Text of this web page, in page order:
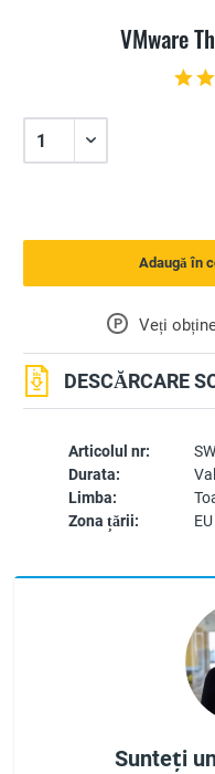
VMware
Articolul nr:
Durata:
Limba:
Zona țării:
EU
P Veți
DESCĂRCARE
Adaugă în
Sunteți